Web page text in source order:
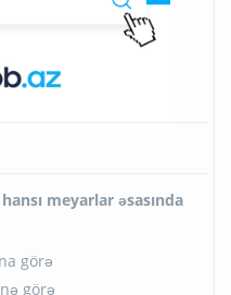
meyarlar əsasında
görə
görə